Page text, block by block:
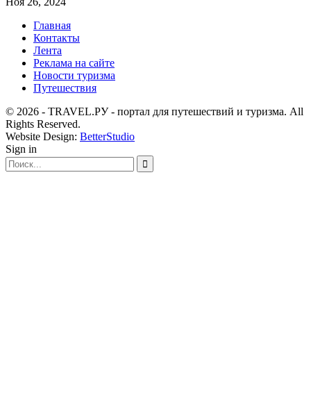
Главная
Контакты
Лента
Реклама на сайте
Новости туризма
Путешествия
© 2026 - TRAVEL.РУ - портал для путешествий и туризма. All
Rights Reserved.
Website Design: BetterStudio
Sign in